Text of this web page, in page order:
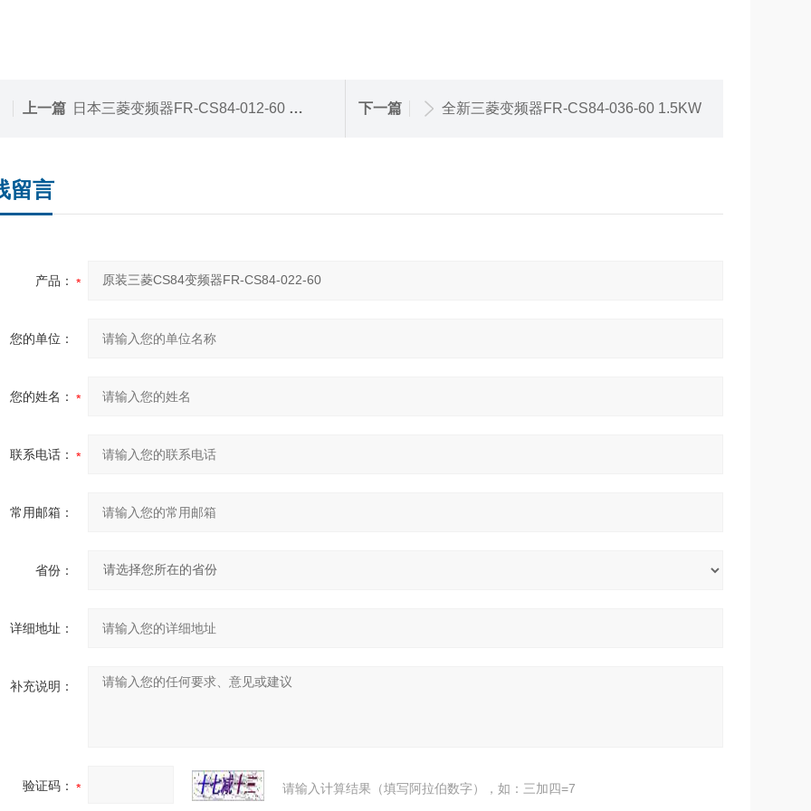
上一篇 日本三菱变频器FR-CS84-012-60 0.4KW 下一篇 全新三菱变频器FR-CS84-036-60 1.5KW
留言
产品：
您的单位：
您的姓名：
联系电话：
常用邮箱：
省份：
详细地址：
补充说明：
验证码： 请输入计算结果（填写阿拉伯数字），如：三加四=7